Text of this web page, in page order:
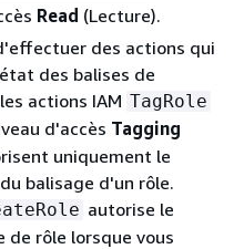
Read (Lecture).
des actions qui
des balises de
actions IAM TagRole
d'accès Tagging
uniquement le
balisage d'un rôle.
autorise le
de rôle lorsque vous